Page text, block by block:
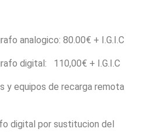
analogico: 80.00€ + I.G.I.C
digital: 110,00€ + I.G.I.C
y equipos de recarga remota
digital por sustitucion del